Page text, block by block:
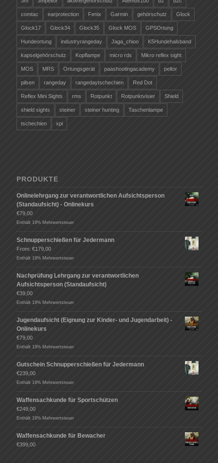
comtac earprotection Fenix Garmin gehörschutz Glock
Glock17 Glock34 Glock35 Glock MOS GPSOrtung
Hundeortung industryrangeday Jaga_chioo K5Hundehalsband
kapselgehörschutz Kopflampe micro rds Mikro reflex sight
MOS MRS Ortungsgerät paashootingacademy peltor
pilsen rangeday rangedaytschechien Red Dot
Reflex Mini Sights rms Rotpunkt Rotpunktvisier Shield
shield sights steiner steiner hunting Taschenlampe
tschechien xpi
PRODUKTE
Onlinelehrgang zur verantwortlichen Aufsichtsperson
(Standaufsicht) - Onlinekurs
€79,00
Enthält 19% Mehrwertsteuer
Schnupperschießen für Jedermann
From: €179,00
Enthält 19% Mehrwertsteuer
Nachprüfung Lehrgang zur verantwortlichen
Aufsichtsperson (Standaufsicht)
€39,00
Enthält 19% Mehrwertsteuer
Jugendaufsicht (Eignung zur Kinder- und Jugendarbeit) -
Onlinekurs
€79,00
Enthält 19% Mehrwertsteuer
Gutschein Schnupperschießen für Jedermann
€239,00
Enthält 19% Mehrwertsteuer
Waffensachkunde für Sportschützen
€249,00
Enthält 19% Mehrwertsteuer
Waffensachkunde für Bewacher
€399,00